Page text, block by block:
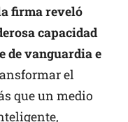
firma reveló
capacidad
de vanguardia e
el
que un medio